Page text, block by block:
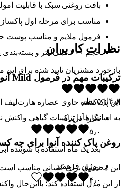
بافت روغنی سبک با قابلیت
مناسب برای مرحله اول
فرمول ملایم و مناسب
حجم ۲۰۰ میلی‌لیتر و بسته‌بندی پمپی برای مصرف آسان
ترکیبات مهم در فرمول Mild آنوا
این پاک‌کننده حاوی عصاره
به اسانس‌ها یا ترکیبات گیاهی
روغن پاک کننده آنوا برای
این محصول برای کسانی مناسب است
از این مدل استفاده کند؛
نظرات کاربران
بازخورد مشتریان تایید شده برای
۴٫۸از۵نظر
نگارا آذرپناه
۵٫۰
بعد یک ماه استفاده با
روژین فرهمند
۴٫۰